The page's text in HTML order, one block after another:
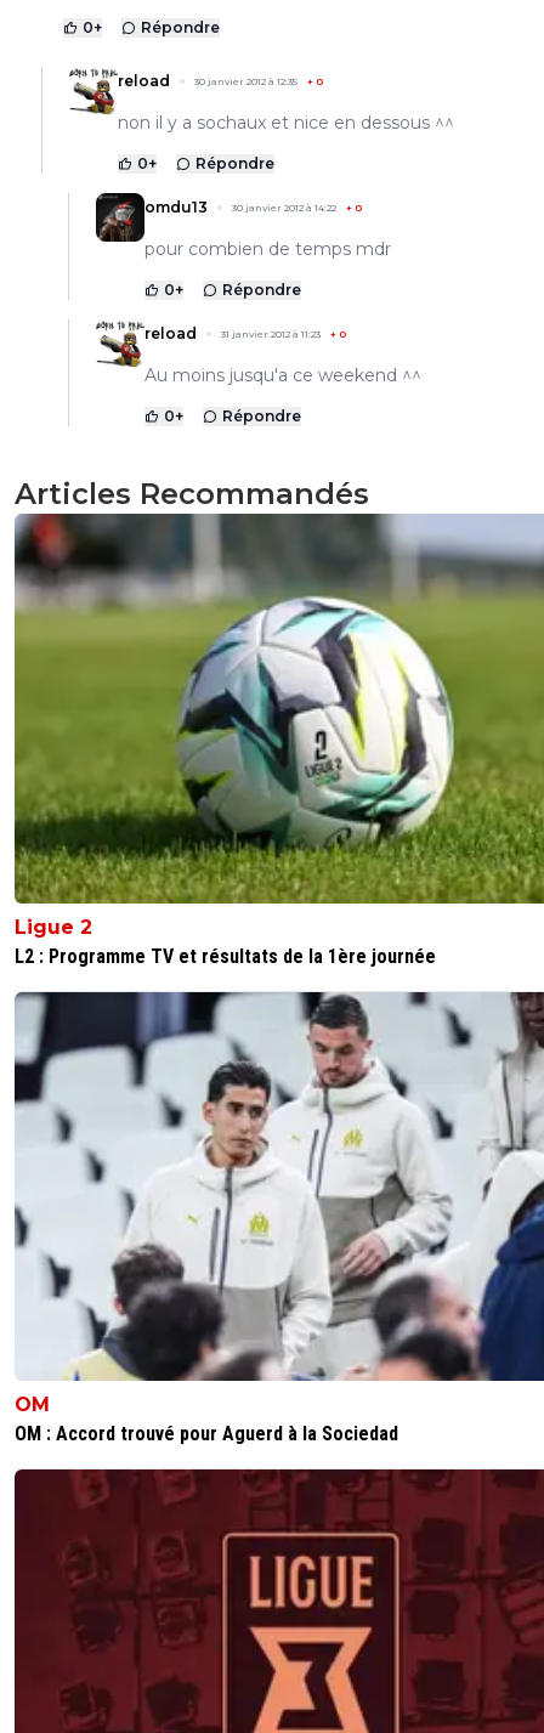
0+ Répondre
reload 30 janvier 2012 à 12:35 + 0
non il y a sochaux et nice en dessous ^^
0+ Répondre
omdu13 30 janvier 2012 à 14:22 + 0
pour combien de temps mdr
0+ Répondre
reload 31 janvier 2012 à 11:23 + 0
Au moins jusqu'a ce weekend ^^
0+ Répondre
Articles Recommandés
Ligue 2
L2 : Programme TV et résultats de la 1ère journée
OM
OM : Accord trouvé pour Aguerd à la Sociedad